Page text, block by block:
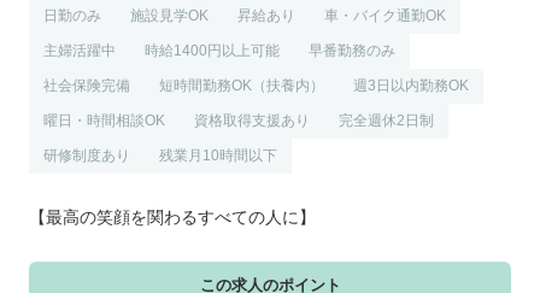
平日 9:00～18:00
0800-555-1109
日勤のみ 施設見学OK 昇給あり 車・バイク通勤OK
主婦活躍中 時給1400円以上可能 早番勤務のみ
社会保険完備 短時間勤務OK（扶養内） 週3日以内勤務OK
曜日・時間相談OK 資格取得支援あり 完全週休2日制
研修制度あり 残業月10時間以下
【最高の笑顔を関わるすべての人に】
この求人のポイント